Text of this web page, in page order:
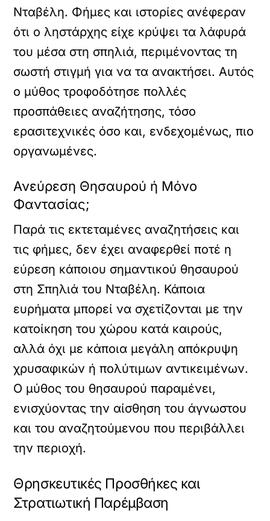
Νταβέλη. Φήμες και ιστορίες ανέφεραν
ότι ο ληστάρχης είχε κρύψει τα λάφυρά
του μέσα στη σπηλιά, περιμένοντας τη
σωστή στιγμή για να τα ανακτήσει. Αυτός
ο μύθος τροφοδότησε πολλές
προσπάθειες αναζήτησης, τόσο
ερασιτεχνικές όσο και, ενδεχομένως, πιο
οργανωμένες.
Ανεύρεση Θησαυρού ή Μόνο
Φαντασίας;
Παρά τις εκτεταμένες αναζητήσεις και
τις φήμες, δεν έχει αναφερθεί ποτέ η
εύρεση κάποιου σημαντικού θησαυρού
στη Σπηλιά του Νταβέλη. Κάποια
ευρήματα μπορεί να σχετίζονται με την
κατοίκηση του χώρου κατά καιρούς,
αλλά όχι με κάποια μεγάλη απόκρυψη
χρυσαφικών ή πολύτιμων αντικειμένων.
Ο μύθος του θησαυρού παραμένει,
ενισχύοντας την αίσθηση του άγνωστου
και του αναζητούμενου που περιβάλλει
την περιοχή.
Θρησκευτικές Προσθήκες και
Στρατιωτική Παρέμβαση